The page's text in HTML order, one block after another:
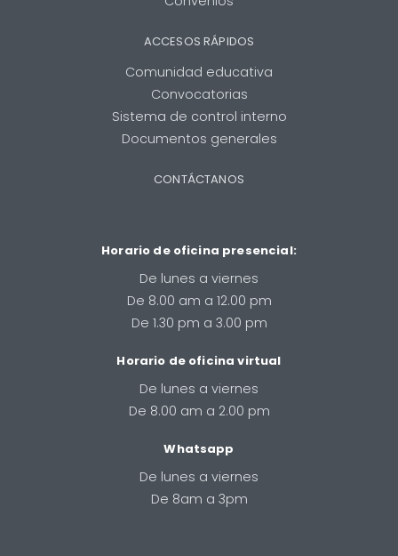
ACCESOS RÁPIDOS
Comunidad educativa
Convocatorias
Sistema de control interno
Documentos generales
CONTÁCTANOS
Horario de oficina presencial:
De lunes a viernes
De 8.00 am a 12.00 pm
De 1.30 pm a 3.00 pm
Horario de oficina virtual
De lunes a viernes
De 8.00 am a 2.00 pm
Whatsapp
De lunes a viernes
De 8am a 3pm